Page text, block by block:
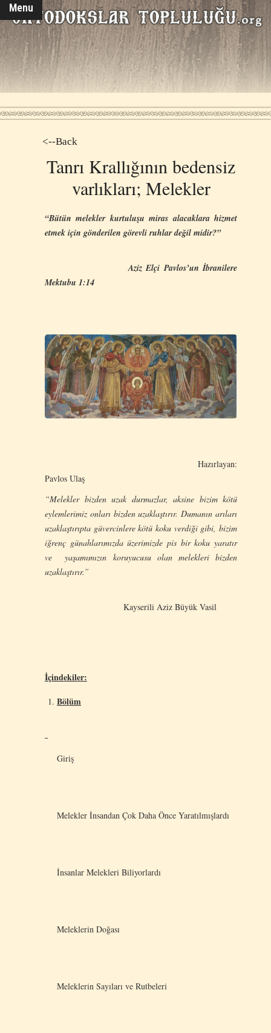
Menu
<--Back
Tanrı Krallığının bedensiz
varlıkları; Melekler
“Bütün melekler kurtuluşu miras alacaklara hizmet
etmek için gönderilen görevli ruhlar değil midir?”
Aziz Elçi Pavlos’un İbranilere
Mektubu 1:14
Hazırlayan:
Pavlos Ulaş
“Melekler bizden uzak durmazlar, aksine bizim kötü
eylemlerimiz onları bizden uzaklaştırır. Dumanın arıları
uzaklaştırıpta güvercinlere kötü koku verdiği gibi, bizim
iğrenç günahlarımızda üzerimizde pis bir koku yaratır
ve yaşamımızın koruyucusu olan melekleri bizden
uzaklaştırır.”
Kayserili Aziz Büyük Vasil
İçindekiler:
Bölüm
Giriş
Melekler İnsandan Çok Daha Önce Yaratılmışlardı
İnsanlar Melekleri Biliyorlardı
Meleklerin Doğası
Meleklerin Sayıları ve Rutbeleri